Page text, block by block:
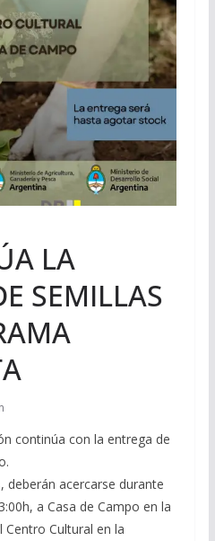
LA
SEMILLAS
continúa con la entrega de
deberán acercarse durante
a Casa de Campo en la
Centro Cultural en la